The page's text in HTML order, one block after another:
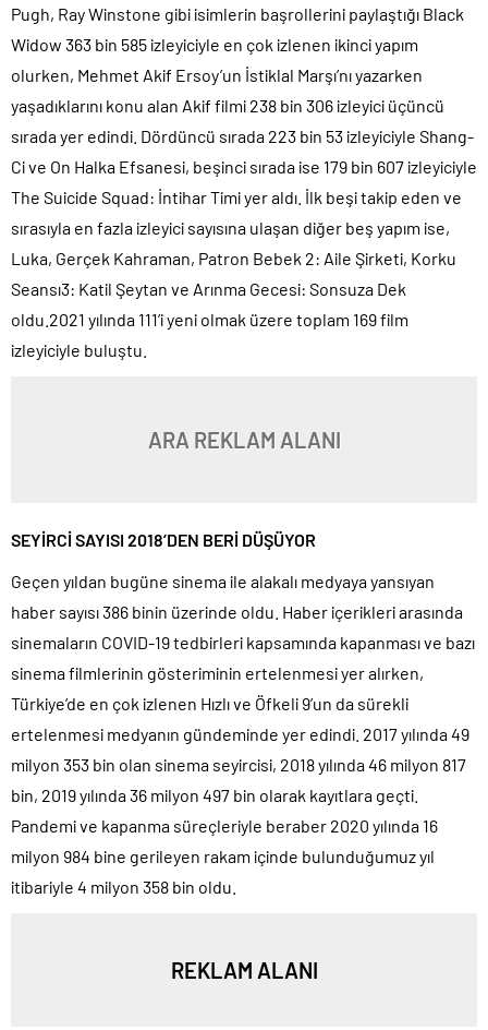
Pugh, Ray Winstone gibi isimlerin başrollerini paylaştığı Black
Widow 363 bin 585 izleyiciyle en çok izlenen ikinci yapım
olurken, Mehmet Akif Ersoy’un İstiklal Marşı’nı yazarken
yaşadıklarını konu alan Akif filmi 238 bin 306 izleyici üçüncü
sırada yer edindi. Dördüncü sırada 223 bin 53 izleyiciyle Shang-
Ci ve On Halka Efsanesi, beşinci sırada ise 179 bin 607 izleyiciyle
The Suicide Squad: İntihar Timi yer aldı. İlk beşi takip eden ve
sırasıyla en fazla izleyici sayısına ulaşan diğer beş yapım ise,
Luka, Gerçek Kahraman, Patron Bebek 2: Aile Şirketi, Korku
Seansı3: Katil Şeytan ve Arınma Gecesi: Sonsuza Dek
oldu.2021 yılında 111’i yeni olmak üzere toplam 169 film
izleyiciyle buluştu.
ARA REKLAM ALANI
SEYİRCİ SAYISI 2018’DEN BERİ DÜŞÜYOR
Geçen yıldan bugüne sinema ile alakalı medyaya yansıyan
haber sayısı 386 binin üzerinde oldu. Haber içerikleri arasında
sinemaların COVID-19 tedbirleri kapsamında kapanması ve bazı
sinema filmlerinin gösteriminin ertelenmesi yer alırken,
Türkiye’de en çok izlenen Hızlı ve Öfkeli 9’un da sürekli
ertelenmesi medyanın gündeminde yer edindi. 2017 yılında 49
milyon 353 bin olan sinema seyircisi, 2018 yılında 46 milyon 817
bin, 2019 yılında 36 milyon 497 bin olarak kayıtlara geçti.
Pandemi ve kapanma süreçleriyle beraber 2020 yılında 16
milyon 984 bine gerileyen rakam içinde bulunduğumuz yıl
itibariyle 4 milyon 358 bin oldu.
REKLAM ALANI